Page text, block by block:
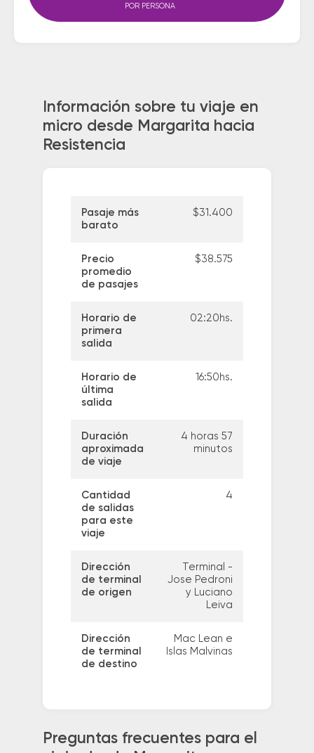
POR PERSONA
Información sobre tu viaje en
micro desde Margarita hacia
Resistencia
Pasaje más
barato
$31.400
Precio
promedio
de pasajes
$38.575
Horario de
primera
salida
02:20hs.
Horario de
última
salida
16:50hs.
Duración
aproximada
de viaje
4 horas 57
minutos
Cantidad
de salidas
para este
viaje
4
Dirección
de terminal
de origen
Terminal -
Jose Pedroni
y Luciano
Leiva
Dirección
de terminal
de destino
Mac Lean e
Islas Malvinas
Preguntas frecuentes para el